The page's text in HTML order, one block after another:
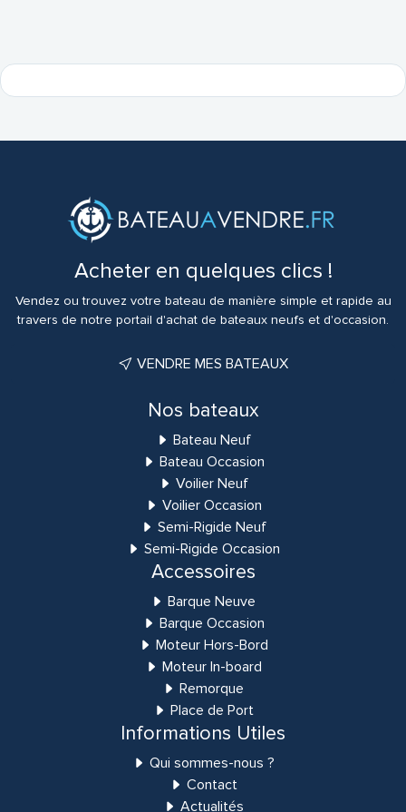
Acheter en quelques clics !
Vendez ou trouvez votre bateau de manière simple et rapide au
travers de notre portail d'achat de bateaux neufs et d'occasion.
VENDRE MES BATEAUX
Nos bateaux
Bateau Neuf
Bateau Occasion
Voilier Neuf
Voilier Occasion
Semi-Rigide Neuf
Semi-Rigide Occasion
Accessoires
Barque Neuve
Barque Occasion
Moteur Hors-Bord
Moteur In-board
Remorque
Place de Port
Informations Utiles
Qui sommes-nous ?
Contact
Actualités